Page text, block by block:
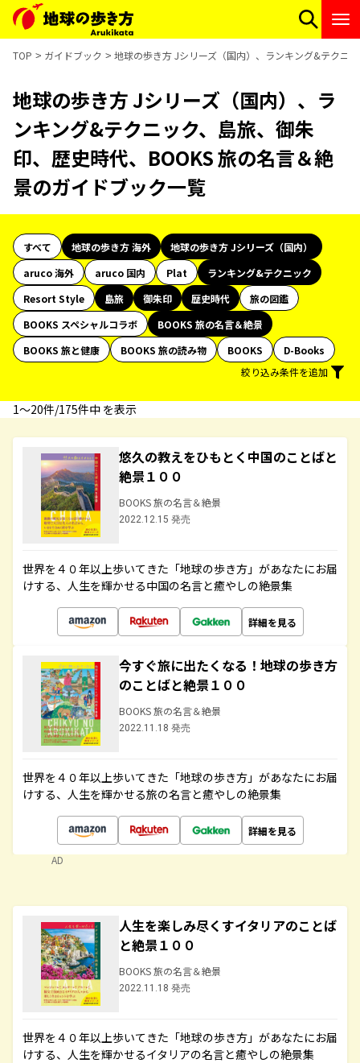
TOP ガイドブック 地球の歩き方 Jシリーズ（国内）、ランキング&テクニ
地球の歩き方 Jシリーズ（国内）、ラ
ンキング&テクニック、島旅、御朱
印、歴史時代、BOOKS 旅の名言＆絶
景のガイドブック一覧
すべて 地球の歩き方 海外
地球の歩き方 Jシリーズ（国内）
aruco 海外
aruco 国内 Plat
ランキング&テクニック
Resort Style
島旅 御朱印 歴史時代
旅の図鑑
BOOKS スペシャルコラボ
BOOKS 旅の名言＆絶景
BOOKS 旅と健康
BOOKS 旅の読み物 BOOKS
D-Books
絞り込み条件を追加
1〜20件/175件中 を表示
悠久の教えをひもとく中国のことばと
絶景１００
BOOKS 旅の名言＆絶景
2022.12.15 発売
世界を４０年以上歩いてきた「地球の歩き方」があなたにお届
けする、人生を輝かせる中国の名言と癒やしの絶景集
詳細を見る
今すぐ旅に出たくなる！地球の歩き方
のことばと絶景１００
BOOKS 旅の名言＆絶景
2022.11.18 発売
世界を４０年以上歩いてきた「地球の歩き方」があなたにお届
けする、人生を輝かせる旅の名言と癒やしの絶景集
詳細を見る
AD
人生を楽しみ尽くすイタリアのことば
と絶景１００
BOOKS 旅の名言＆絶景
2022.11.18 発売
世界を４０年以上歩いてきた「地球の歩き方」があなたにお届
けする、人生を輝かせるイタリアの名言と癒やしの絶景集